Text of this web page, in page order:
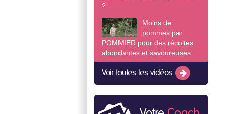
?
Moins de
pommes par
POMMIER pour des récoltes
abondantes et savoureuses
Voir toutes les vidéos